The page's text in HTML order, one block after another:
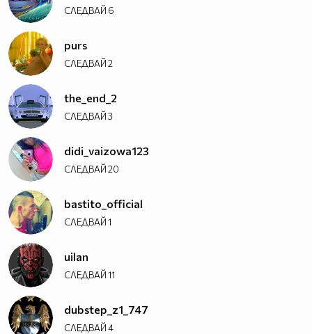
СЛЕДВАЙ 6
purs
СЛЕДВАЙ2
the_end_2
СЛЕДВАЙ3
didi_vaizowa123
СЛЕДВАЙ20
bastito_official
СЛЕДВАЙ1
uilan
СЛЕДВАЙ11
dubstep_z1_747
СЛЕДВАЙ4